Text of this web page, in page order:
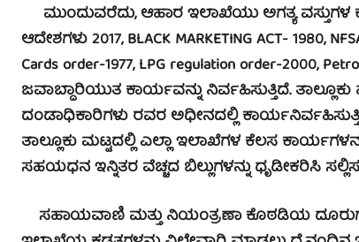
ಮುಂದುವರೆದು, ಆಹಾರ ಇಲಾಖೆಯು ಅಗತ್ಯ ವಸ್ತುಗಳ
ಆದೇಶಗಳು 2017, BLACK MARKETING ACT- 1980,
Cards order-1977, LPG regulation order-2000,
ಜವಾಬ್ದಾರಿಯುತ ಕಾರ್ಯವನ್ನು ನಿರ್ವಹಿಸುತ್ತಿದೆ.
ದಂಡಾಧಿಕಾರಿಗಳು ರವರ ಅಧೀನದಲ್ಲಿ
ತಾಲ್ಲೂಕು ಮಟ್ಟದಲ್ಲಿ ಎಲ್ಲಾ ಇಲಾಖೆಗಳ ಕೆಲಸ
ಸಹಯಧನ ಇನ್ನಿತರ ವೆಚ್ಚದ ಬಿಲ್ಲುಗಳನ್ನು ಧೃಡೀಕರಿಸಿ
ಸಹಾಯವಾಣಿ ಮತ್ತು ನಿಯಂತ್ರಣಾ ಕೊಠಡಿಯ